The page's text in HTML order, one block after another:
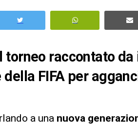
torneo raccontato
FIFA per
a una nuova